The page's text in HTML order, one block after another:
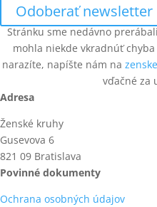
Odoberať newsletter
Stránku sme nedávno
mohla niekde vkradnúť
narazíte, napíšte nám na
vďačné za
Adresa
Ženské kruhy
Gusevova 6
821 09 Bratislava
Povinné dokumenty
Ochrana osobných údajov